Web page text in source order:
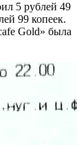
5 рублей 49
99 копеек.
Gold» была